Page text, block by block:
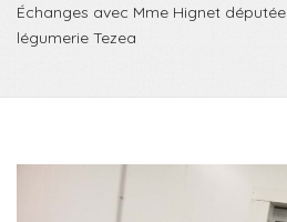
Échanges avec Mme Hignet
légumerie Tezea